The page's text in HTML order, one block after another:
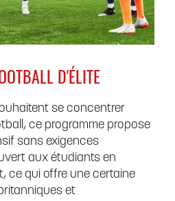
D'ÉLITE
se concentrer
ce programme propose
sans exigences
aux étudiants en
ce qui offre une certaine
et